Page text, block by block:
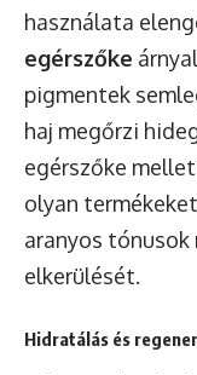
használata
egérszőke
pigmentek
haj megőrzi
egérszőke
olyan
aranyos tónusok
elkerülését.
Hidratálás és